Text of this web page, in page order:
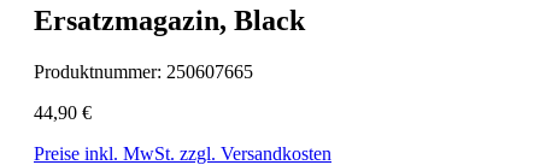
Ersatzmagazin, Black
Produktnummer: 250607665
44,90 €
Preise inkl. MwSt. zzgl. Versandkosten